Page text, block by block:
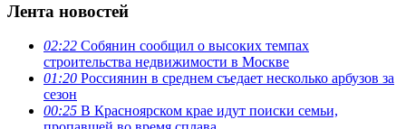
Лента новостей
02:22 Собянин сообщил о высоких темпах
строительства недвижимости в Москве
01:20 Россиянин в среднем съедает несколько арбузов за
сезон
00:25 В Красноярском крае идут поиски семьи,